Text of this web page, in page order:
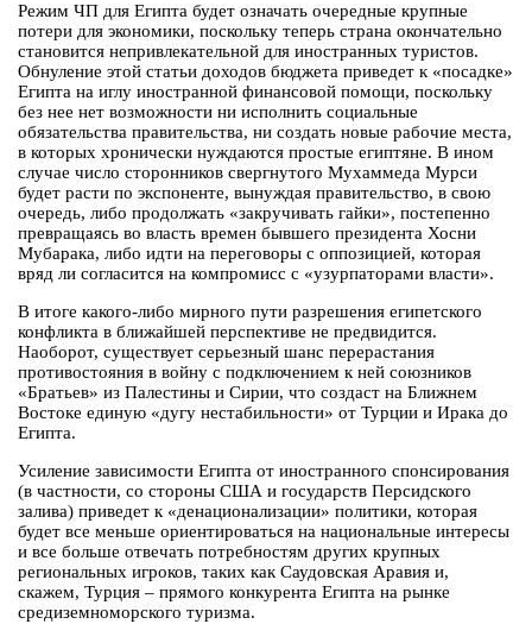
Режим ЧП для Египта будет означать очередные крупные
потери для экономики, поскольку теперь страна окончательно
становится непривлекательной для иностранных туристов.
Обнуление этой статьи доходов бюджета приведет к «посадке»
Египта на иглу иностранной финансовой помощи, поскольку
без нее нет возможности ни исполнить социальные
обязательства правительства, ни создать новые рабочие места,
в которых хронически нуждаются простые египтяне. В ином
случае число сторонников свергнутого Мухаммеда Мурси
будет расти по экспоненте, вынуждая правительство, в свою
очередь, либо продолжать «закручивать гайки», постепенно
превращаясь во власть времен бывшего президента Хосни
Мубарака, либо идти на переговоры с оппозицией, которая
вряд ли согласится на компромисс с «узурпаторами власти».
В итоге какого-либо мирного пути разрешения египетского
конфликта в ближайшей перспективе не предвидится.
Наоборот, существует серьезный шанс перерастания
противостояния в войну с подключением к ней союзников
«Братьев» из Палестины и Сирии, что создаст на Ближнем
Востоке единую «дугу нестабильности» от Турции и Ирака до
Египта.
Усиление зависимости Египта от иностранного спонсирования
(в частности, со стороны США и государств Персидского
залива) приведет к «денационализации» политики, которая
будет все меньше ориентироваться на национальные интересы
и все больше отвечать потребностям других крупных
региональных игроков, таких как Саудовская Аравия и,
скажем, Турция – прямого конкурента Египта на рынке
средиземноморского туризма.